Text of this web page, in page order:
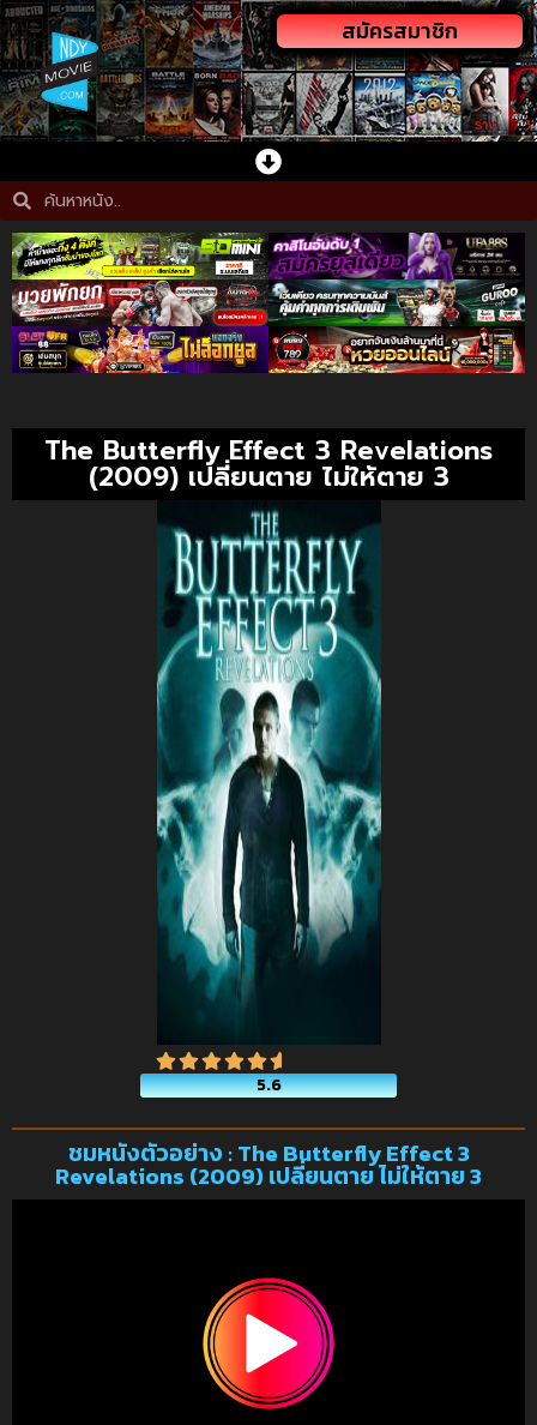
สมัครสมาชิก
The Butterfly Effect 3 Revelations
(2009) เปลี่ยนตาย ไม่ให้ตาย 3
5.6
ชมหนังตัวอย่าง : The Butterfly Effect 3
Revelations (2009) เปลี่ยนตาย ไม่ให้ตาย 3